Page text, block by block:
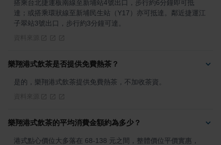
搭乘台北捷運板南線至新埔站4號出口，步行約6分鐘即可抵
達；或搭乘環狀線至新埔民生站（Y17）亦可抵達。鄰近捷運江
子翠站3號出口，步行約3分鐘可達。
樂翔港式飲茶是否提供免費熱茶？
是的，樂翔港式飲茶提供免費熱茶，不加收茶資。
樂翔港式飲茶的平均消費金額約為多少？
港式點心價位大多落在 68-138 元之間，整體價位平價實惠，